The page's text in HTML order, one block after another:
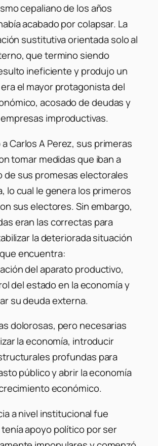
cepaliano de los años
acabado por colapsar. La
sustitutiva orientada solo al
que termino siendo
ineficiente y produjo un
el mayor protagonista del
acosado de deudas y
improductivas.
Carlos A Perez, sus primeras
tomar medidas que iban a
de sus promesas electorales
lo cual le genera los primeros
sus electores. Sin embargo,
eran las correctas para
la deteriorada situación
encuentra:
del aparato productivo,
del estado en la economía y
su deuda externa.
dolorosas, pero necesarias
la economía, introducir
profundas para
público y abrir la economía
económico.
a nivel institucional fue
apoyo político por ser